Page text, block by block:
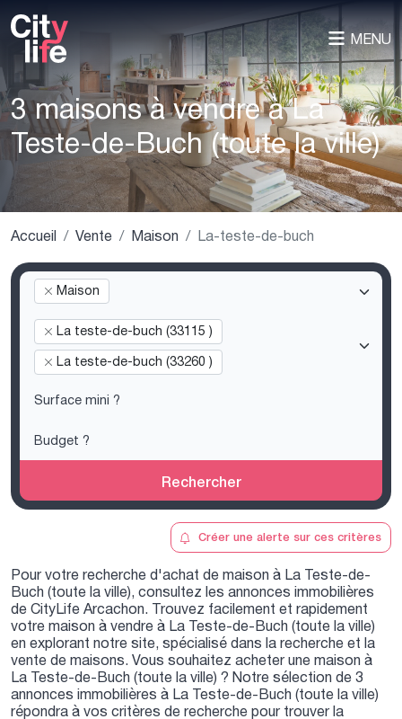
MENU
3 maisons à vendre à La
Teste-de-Buch (toute la ville)
Accueil Vente Maison La-teste-de-buch
Maison
La teste-de-buch (33115 )
La teste-de-buch (33260 )
Rechercher
Créer une alerte sur ces critères
Pour votre recherche d'achat de maison à La Teste-de-
Buch (toute la ville), consultez les annonces immobilières
de CityLife Arcachon. Trouvez facilement et rapidement
votre maison à vendre à La Teste-de-Buch (toute la ville)
en explorant notre site, spécialisé dans la recherche et la
vente de maisons. Vous souhaitez acheter une maison à
La Teste-de-Buch (toute la ville) ? Notre sélection de 3
annonces immobilières à La Teste-de-Buch (toute la ville)
répondra à vos critères de recherche pour trouver la